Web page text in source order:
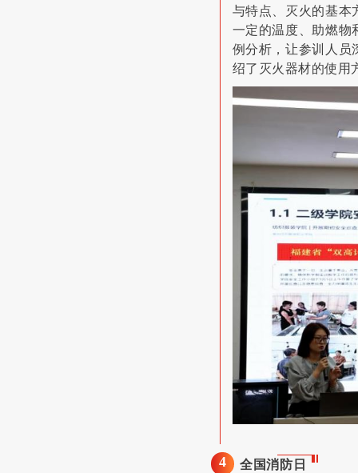
与特点、灭火的基
一定的温度、助燃物
例分析，让参训人员
绍了灭火器材的使用
4 全国消防日